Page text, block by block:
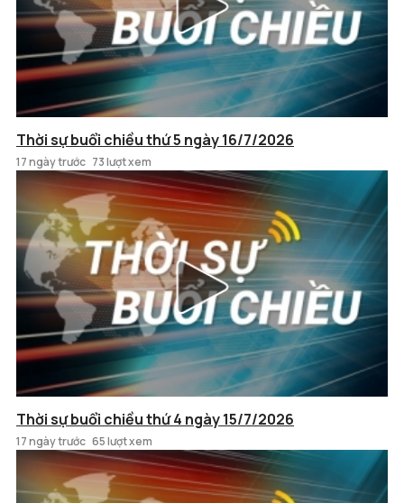
Thời sự buổi chiều thứ 5 ngày 16/7/2026
17 ngày trước 73 lượt xem
Thời sự buổi chiều thứ 4 ngày 15/7/2026
17 ngày trước 65 lượt xem